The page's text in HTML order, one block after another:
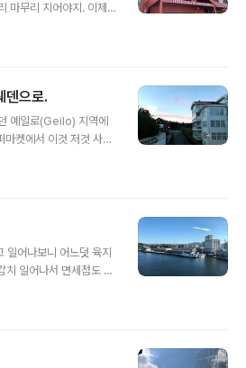
마무리 지어야지. 이제
쪽을 들릴 계획이다. 패
쉽다. 짙은 녹색의 열차
다. 일반 관광객과는 다
성되어 있어서 탑승할
즈 여행으로 많이 오다
덴으로.
예일로(Geilo) 지역에
켓에서 이것 저것 사려
가능하고, 그마저도 시
로 왔다. 노벨 평화상 수
하학적 무늬의 바닥의
까지 왔으면, 누구나 보
을 먹은 후 이제 스웨덴
일어나보니 어느덧 육지
치 일어나서 면세점도 다
명을 듣는것 보단, 인생
을 하나하나 구경했다.